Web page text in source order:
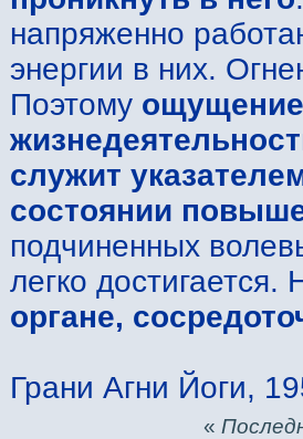
напряженно
энергии в них.
Поэтому
служит
состоянии
подчиненных
легко достигается.
органе,
Грани Агни Йоги,
«